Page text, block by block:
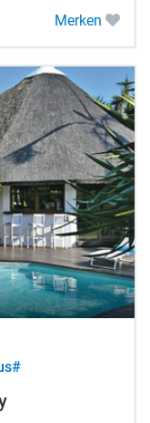
Merken